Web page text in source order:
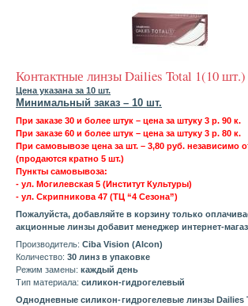
Контактные линзы Dailies Total 1(10 шт.)
Цена указана за 10 шт.
Минимальный заказ – 10 шт.
При заказе 30 и более штук – цена за штуку 3 р. 90 к.
При заказе 60 и более штук – цена за штуку 3 р. 80 к.
При самовывозе цена за шт. – 3,80 руб. независимо
(продаются кратно 5 шт.)
Пункты самовывоза:
- ул. Могилевская 5 (Институт Культуры)
- ул. Скрипникова 47 (ТЦ “4 Сезона”)
Пожалуйста, добавляйте в корзину только
акционные линзы добавит менеджер интернет-
Производитель: Ciba Vision (Alcon)
Количество: 30 линз в упаковке
Режим замены: каждый день
Тип материала: силикон-гидрогелевый
Однодневные силикон- гидрогелевые линзы Dailies